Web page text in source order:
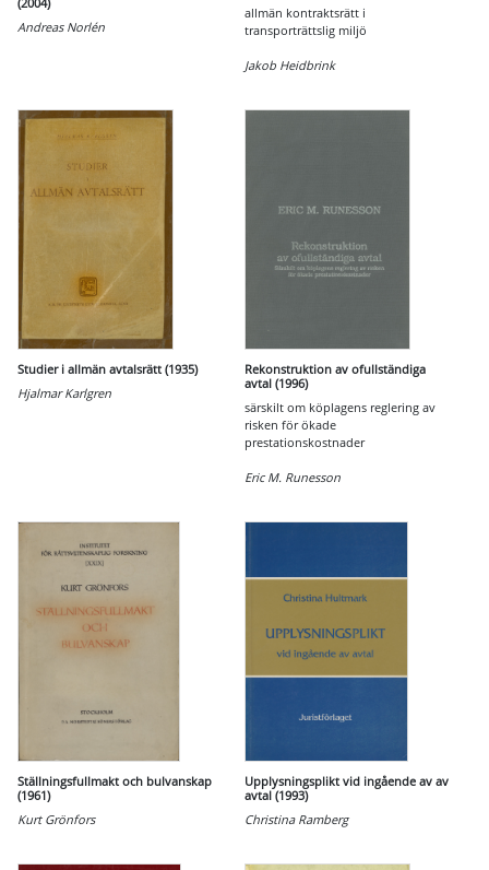
Andreas Norlén
allmän kontraktsrätt i
transporträttslig miljö
Jakob Heidbrink
Studier i allmän avtalsrätt (1935)
Hjalmar Karlgren
Rekonstruktion av ofullständiga
avtal (1996)
särskilt om köplagens reglering av
risken för ökade
prestationskostnader
Eric M. Runesson
Ställningsfullmakt och bulvanskap
(1961)
Kurt Grönfors
Upplysningsplikt vid ingående av av
avtal (1993)
Christina Ramberg